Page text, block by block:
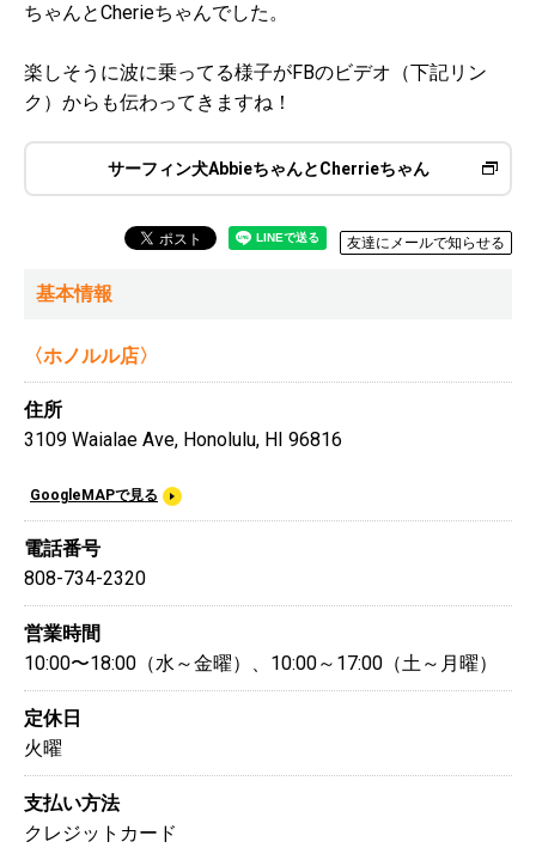
ちゃんとCherieちゃんでした。
楽しそうに波に乗ってる様子がFBのビデオ（下記リン
ク）からも伝わってきますね！
サーフィン犬AbbieちゃんとCherrieちゃん
友達にメールで知らせる
基本情報
〈ホノルル店〉
住所
3109 Waialae Ave, Honolulu, HI 96816
GoogleMAPで見る
電話番号
808-734-2320
営業時間
10:00〜18:00（水～金曜）、10:00～17:00（土～月曜）
定休日
火曜
支払い方法
クレジットカード